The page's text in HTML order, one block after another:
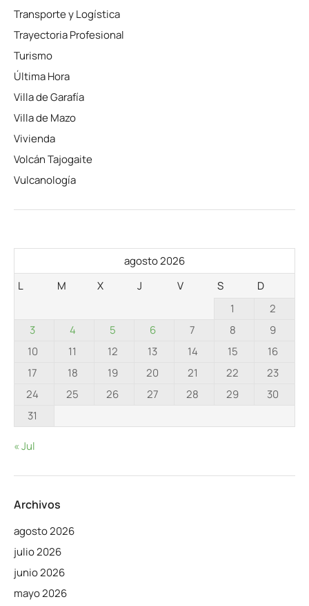
Transporte y Logística
Trayectoria Profesional
Turismo
Última Hora
Villa de Garafía
Villa de Mazo
Vivienda
Volcán Tajogaite
Vulcanología
agosto 2026
L
M X J V S
D
1
2
3
4 5 6 7 8
9
10
11 12 13 14 15
16
17
18 19 20 21 22
23
24
25 26 27 28 29
30
31
« Jul
Archivos
agosto 2026
julio 2026
junio 2026
mayo 2026